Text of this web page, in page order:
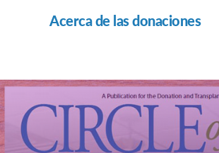
Acerca de las donaciones